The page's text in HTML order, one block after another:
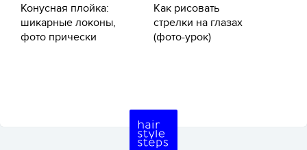
Конусная плойка:
шикарные локоны,
фото прически
Как рисовать
стрелки на глазах
(фото-урок)